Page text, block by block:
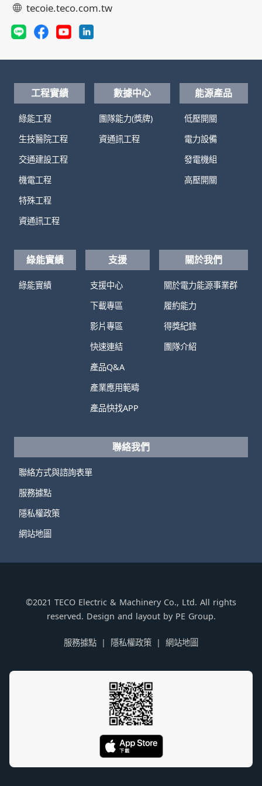
tecoie.teco.com.tw
工程實績
綠能工程
生技醫院工程
交通建設工程
機電工程
特殊工程
資通訊工程
數據中心
團隊能力(獎牌)
資通訊工程
能源產品
低壓開關
電力設備
發電機組
高壓開關
綠能實績
綠能實績
支援
支援中心
下載專區
影片專區
快速連結
產品Q&A
產業應用範疇
產品快找APP
關於我們
關於電力能源事業群
履約能力
得獎紀錄
團隊介紹
聯絡我們
聯絡方式與諮詢表單
服務據點
隱私權政策
網站地圖
©2021 TECO Electric & Machinery Co., Ltd. All rights
reserved. Design and layout by PE Group.
服務據點 隱私權政策 網站地圖